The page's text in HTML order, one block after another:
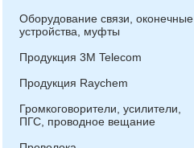
Оборудование связи, оконечные
устройства, муфты
Продукция 3М Telecom
Продукция Raychem
Громкоговорители, усилители,
ПГС, проводное вещание